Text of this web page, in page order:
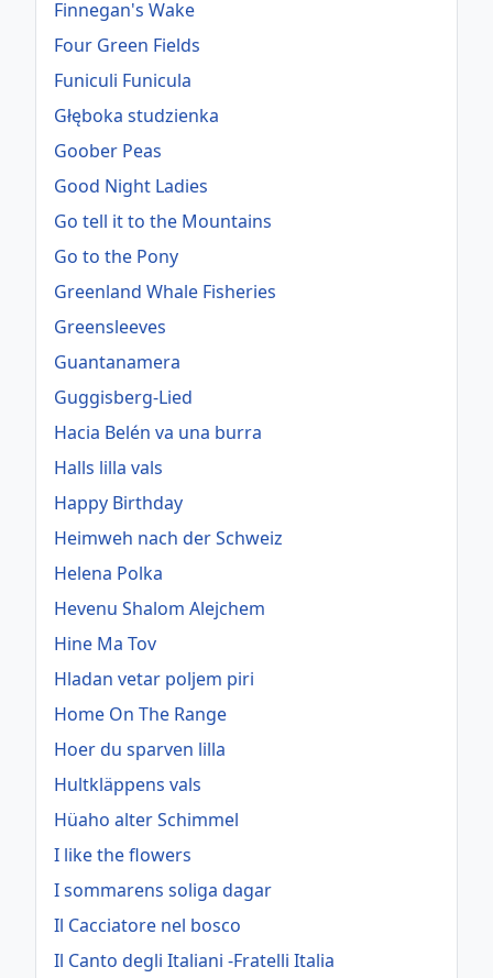
Finnegan's Wake
Four Green Fields
Funiculi Funicula
Głęboka studzienka
Goober Peas
Good Night Ladies
Go tell it to the Mountains
Go to the Pony
Greenland Whale Fisheries
Greensleeves
Guantanamera
Guggisberg-Lied
Hacia Belén va una burra
Halls lilla vals
Happy Birthday
Heimweh nach der Schweiz
Helena Polka
Hevenu Shalom Alejchem
Hine Ma Tov
Hladan vetar poljem piri
Home On The Range
Hoer du sparven lilla
Hultkläppens vals
Hüaho alter Schimmel
I like the flowers
I sommarens soliga dagar
Il Cacciatore nel bosco
Il Canto degli Italiani -Fratelli Italia